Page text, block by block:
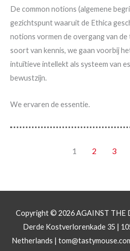
De common notions (algemene
gezichtspunt waaruit de Ethica
notions vormen de overgang van
soort van kennis, we gaan voorbij
intuïtieve intellekt als systeem van
bewustzijn.
We ervaren de essentie.
1 2 3
Copyright © 2026AGAINST THE
Derde Kostverlorenkade 35 |
Netherlands |